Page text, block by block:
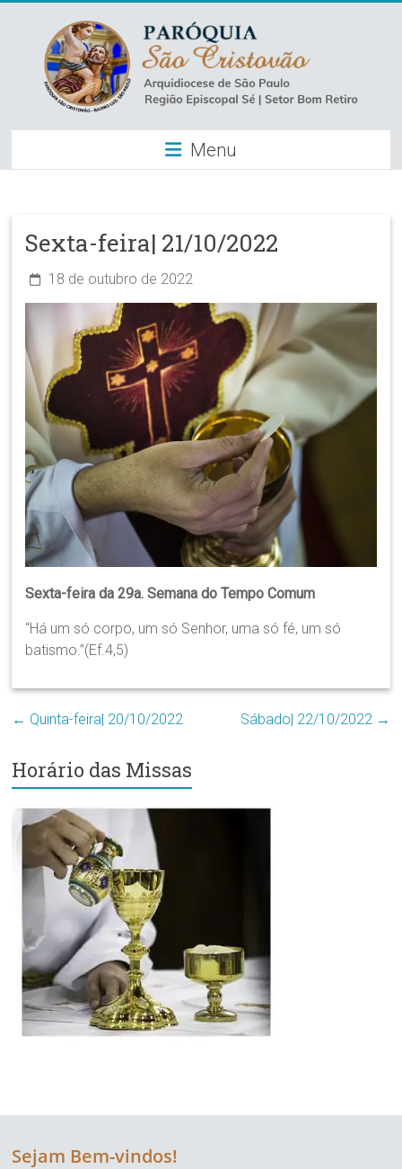
content
Paróquia
São
–
Luz
Arquidiocese
São
Paulo
Região
Episcopal
Sé
Setor
Bom
Retiro
Menu
Sexta-feira| 21/10/2022
18 de outubro de 2022
Sexta-feira da 29a. Semana do Tempo Comum
“Há um só corpo, um só Senhor, uma só fé, um só
batismo.”(Ef.4,5)
← Quinta-feira| 20/10/2022 Sábado| 22/10/2022 →
Horário das Missas
Sejam Bem-vindos!